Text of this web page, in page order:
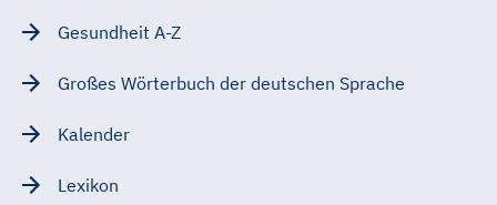
Gesundheit A-Z
Großes Wörterbuch der deutschen Sprache
Kalender
Lexikon